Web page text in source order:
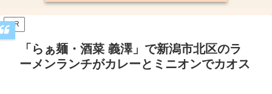
PR
「らぁ麺・酒菜 義澤」で新潟市北区のラ
ーメンランチがカレーとミニオンでカオス